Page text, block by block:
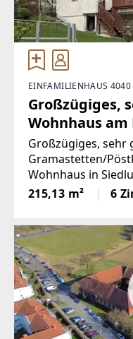
EINFAMILIENHAUS 4040
Großzügiges,
Wohnhaus
Großzügiges, sehr
Gramastetten/
Wohnhaus in
seine großzügige
vielseitige
215,13 m² 6